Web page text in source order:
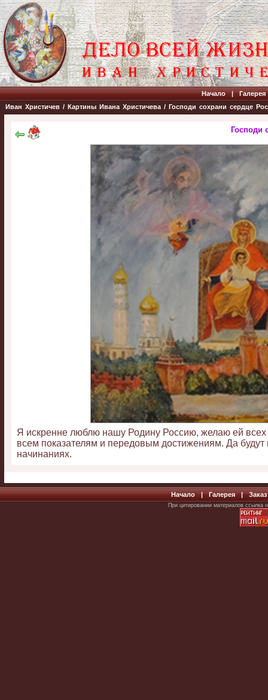
Начало|Галерея
Иван Христичев / Картины Ивана Христичева / Господи сохрани сердце
Господи
Я искренне люблю нашу Родину Россию, желаю ей
всем показателям и передовым достижениям. Да
начинаниях.
Начало|Галерея|Заказ
При цитировании материалов ссылка